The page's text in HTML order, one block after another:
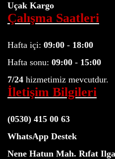
Uçak Kargo
Çalışma Saatleri
Hafta içi: 09:00 - 18:00
Hafta sonu: 09:00 - 15:00
7/24 hizmetimiz mevcutdur.
İletişim Bilgileri
(0530) 415 00 63
WhatsApp Destek
Nene Hatun Mah. Rıfat